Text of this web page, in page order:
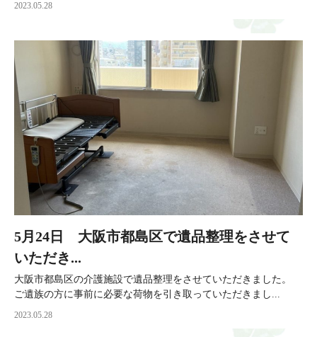
2023.05.28
5月24日 大阪市都島区で遺品整理をさせて
いただき...
大阪市都島区の介護施設で遺品整理をさせていただきました。
ご遺族の方に事前に必要な荷物を引き取っていただきまし...
2023.05.28